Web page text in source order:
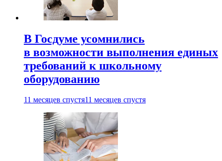
В Госдуме усомнились
в возможности выполнения единых
требований к школьному
оборудованию
11 месяцев спустя11 месяцев спустя